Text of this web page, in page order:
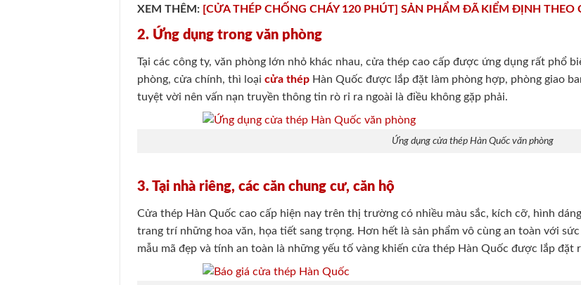
XEM THÊM: [CỬA THÉP CHỐNG CHÁY 120 PHÚT] SẢN PHẨM ĐÃ KIỂM ĐỊNH THEO
2. Ứng dụng trong văn phòng
Tại các công ty, văn phòng lớn nhỏ khác nhau, cửa thép cao cấp được ứng dụng rất phổ
phòng, cửa chính, thì loạicửa thép Hàn Quốc được lắp đặt làm phòng hợp, phòng giao
tuyệt vời nên vấn nạn truyền thông tin rò rỉ ra ngoài là điều không gặp phải.
Ứng dụng cửa thép Hàn Quốc văn phòng
3. Tại nhà riêng, các căn chung cư, căn hộ
Cửa thép Hàn Quốc cao cấp hiện nay trên thị trường có nhiều màu sắc, kích cỡ, hình
trang trí những hoa văn, họa tiết sang trọng. Hơn hết là sản phẩm vô cùng an toàn với
mẫu mã đẹp và tính an toàn là những yếu tố vàng khiến cửa thép Hàn Quốc được lắp đặt